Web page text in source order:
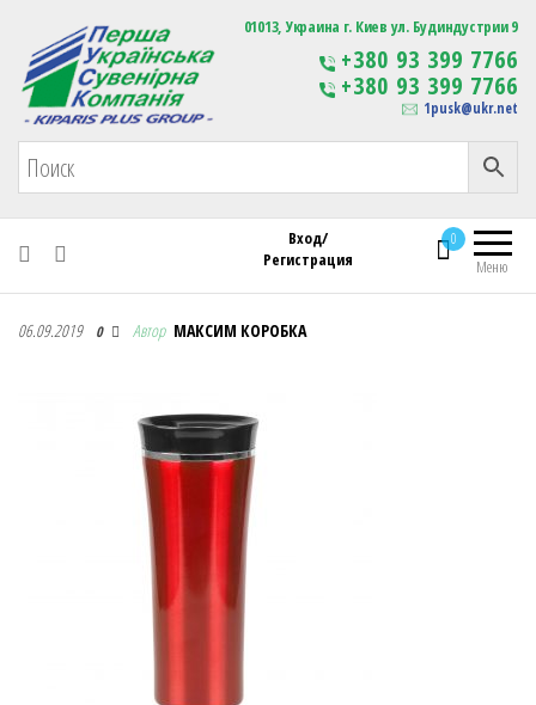
Первая Украинская Сувенирная Компания Изготовление
сувенирной продукции
с логотипом
01013, Украина г. Киев ул. Будиндустрии 9
+380 93 399 7766
+380 93 399 7766
1pusk@ukr.net
Меню
0
Вход/
Регистрация
Первая Украинская Сувенирная Компания
06.09.2019 0 Автор МАКСИМ КОРОБКА